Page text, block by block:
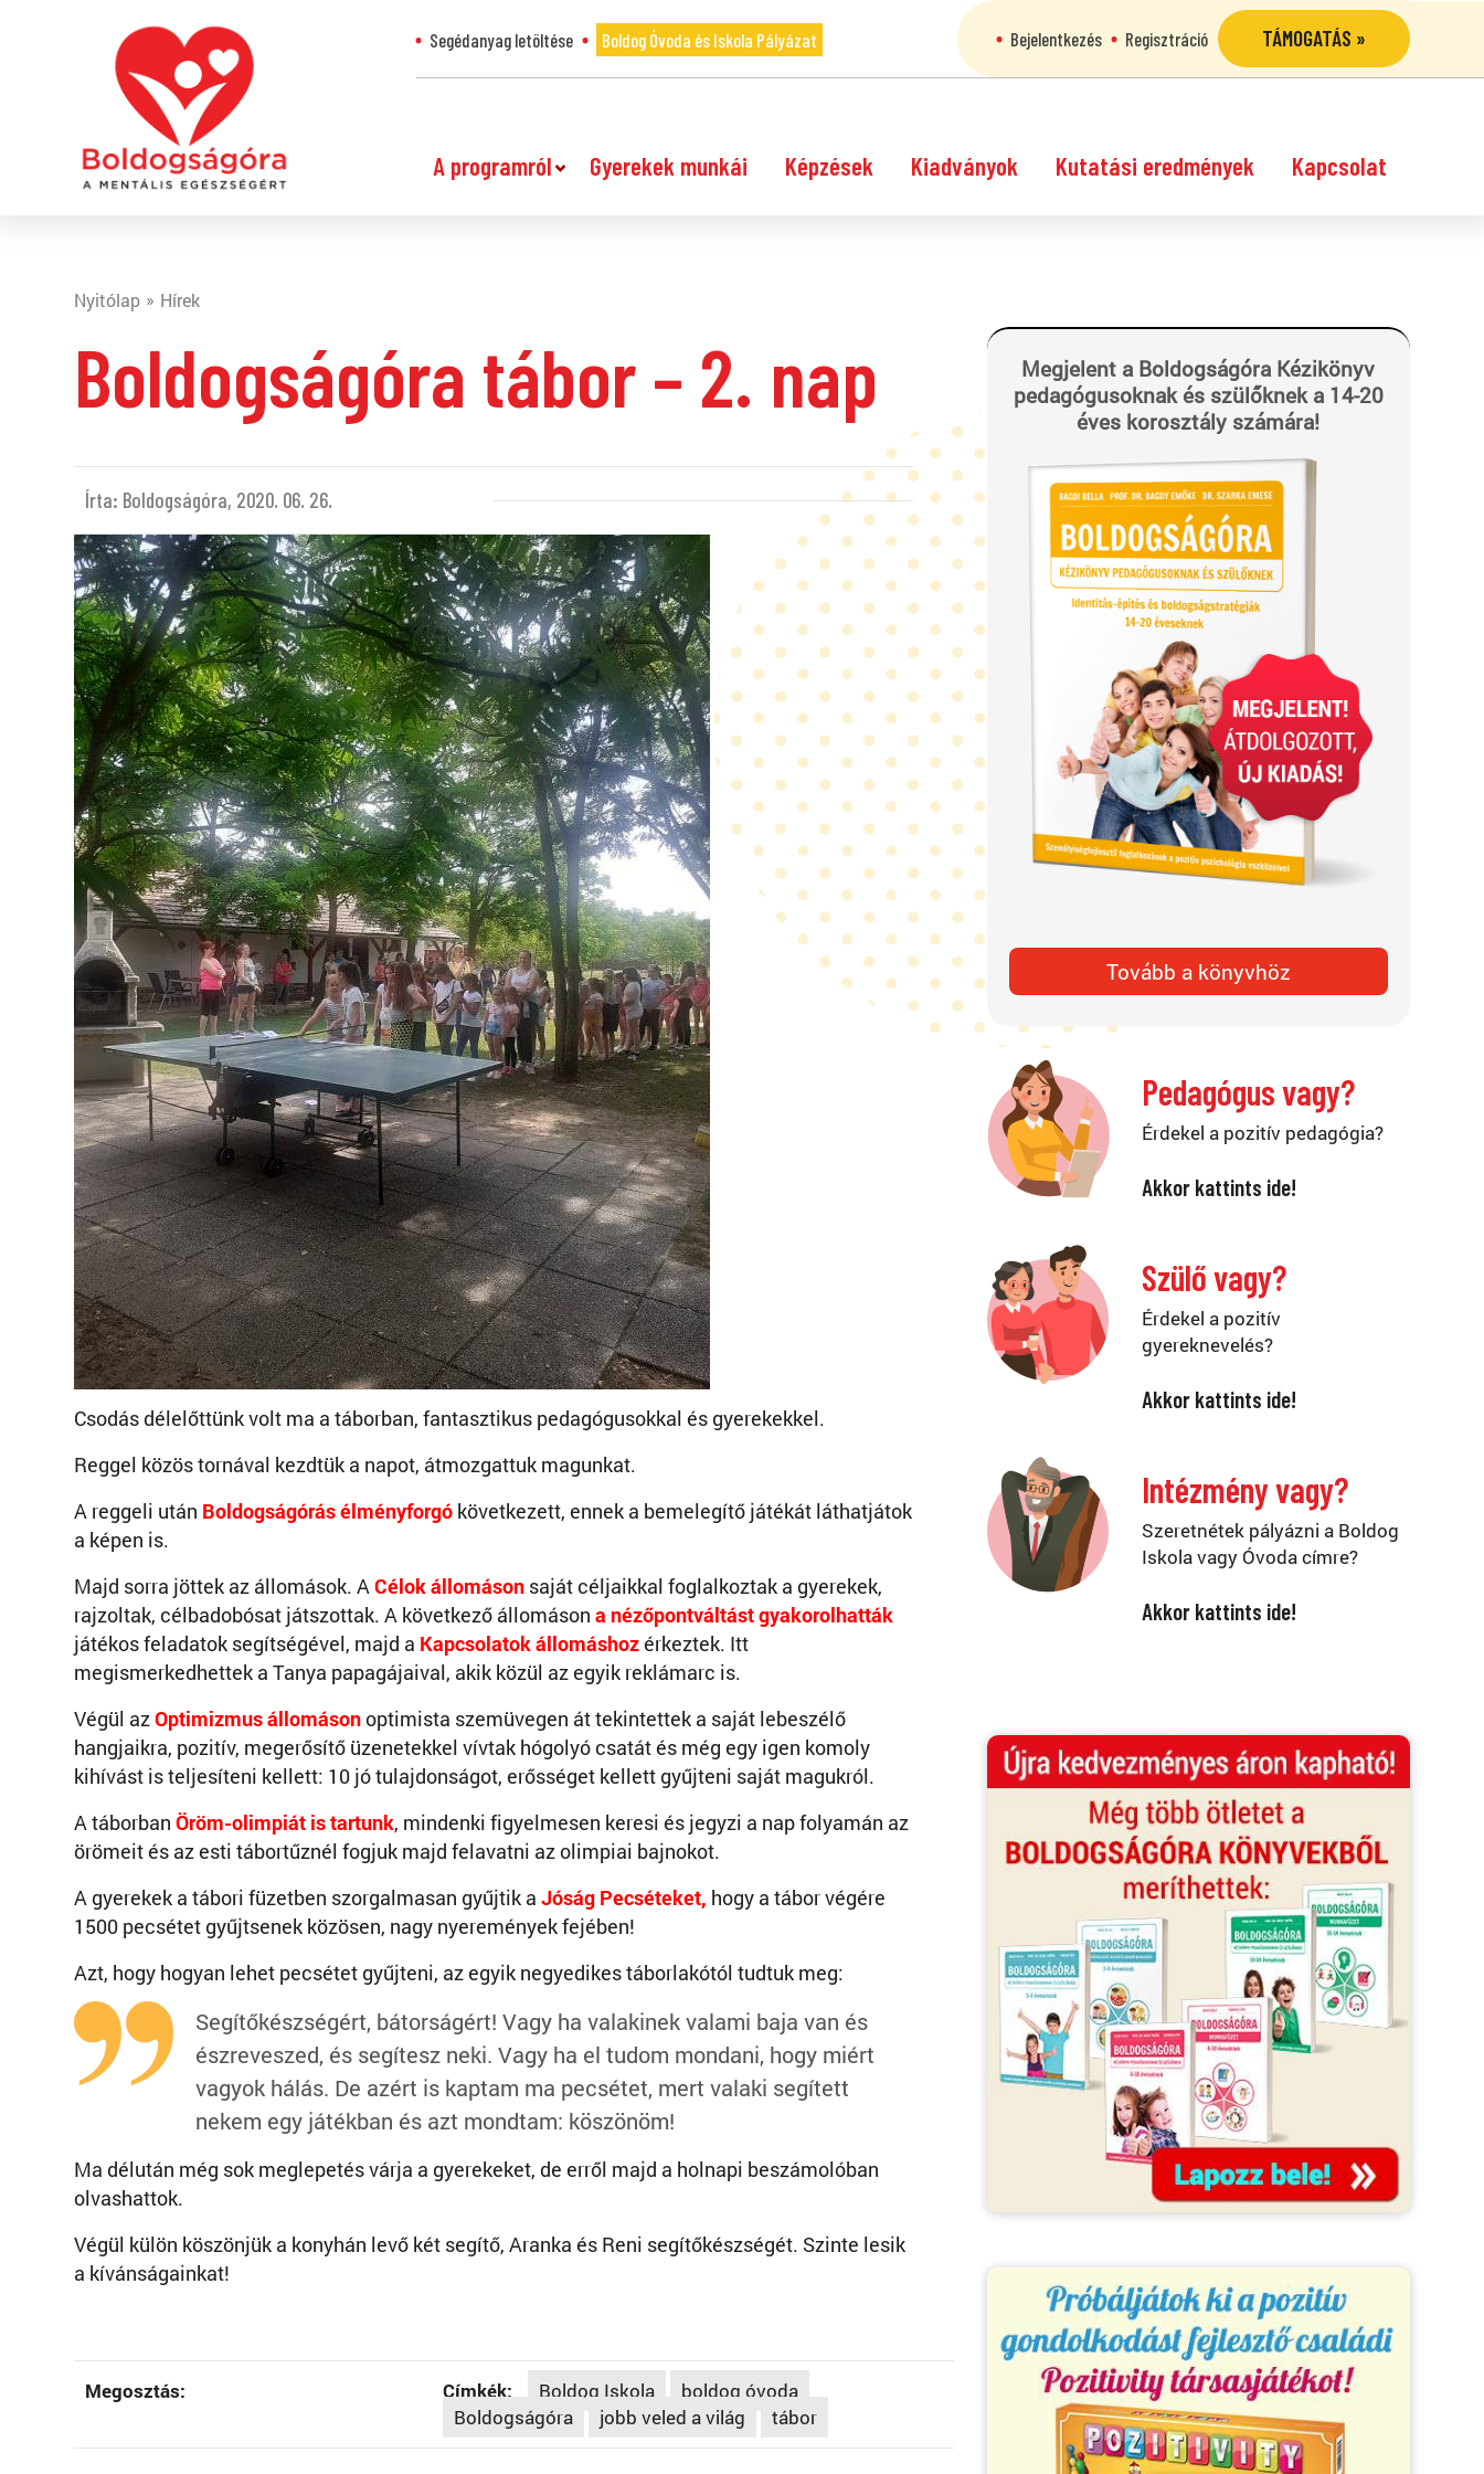
Segédanyag letöltése Boldog Óvoda és Iskola Pályázat Bejelentkezés Regisztráció TÁMOGATÁS »
A programról Gyerekek munkái Képzések Kiadványok Kutatási eredmények Kapcsolat
Nyitólap Hírek
Boldogságóra tábor – 2. nap
Írta: Boldogságóra, 2020. 06. 26.
Csodás délelőttünk volt ma a táborban, fantasztikus pedagógusokkal és gyerekekkel.
Reggel közös tornával kezdtük a napot, átmozgattuk magunkat.
A reggeli után Boldogságórás élményforgó következett, ennek a bemelegítő játékát láthatjátok
a képen is.
Majd sorra jöttek az állomások. ACélok állomáson saját céljaikkal foglalkoztak a gyerekek,
rajzoltak, célbadobósat játszottak. A következő állomáson a nézőpontváltást gyakorolhatták
játékos feladatok segítségével, majd a Kapcsolatok állomáshoz érkeztek. Itt
megismerkedhettek a Tanya papagájaival, akik közül az egyik reklámarc is.
Végül azOptimizmus állomásonoptimista szemüvegen át tekintettek a saját lebeszélő
hangjaikra, pozitív, megerősítő üzenetekkel vívtak hógolyó csatát és még egy igen komoly
kihívást is teljesíteni kellett: 10 jó tulajdonságot, erősséget kellett gyűjteni saját magukról.
A táborban Öröm-olimpiát is tartunk, mindenki figyelmesen keresi és jegyzi a nap folyamán az
örömeit és az esti tábortűznél fogjuk majd felavatni az olimpiai bajnokot.
A gyerekek a tábori füzetben szorgalmasan gyűjtik a Jóság Pecséteket, hogy a tábor végére
1500 pecsétet gyűjtsenek közösen, nagy nyeremények fejében!
Azt, hogy hogyan lehet pecsétet gyűjteni, az egyik negyedikes táborlakótól tudtuk meg:
Segítőkészségért, bátorságért! Vagy ha valakinek valami baja van és
észreveszed, és segítesz neki. Vagy ha el tudom mondani, hogy miért
vagyok hálás. De azért is kaptam ma pecsétet, mert valaki segített
nekem egy játékban és azt mondtam: köszönöm!
Ma délután még sok meglepetés várja a gyerekeket, de erről majd a holnapi beszámolóban
olvashattok.
Végül külön köszönjük a konyhán levő két segítő, Aranka és Reni segítőkészségét. Szinte lesik
a kívánságainkat!
Megosztás: Címkék: Boldog Iskola
boldog óvoda
Boldogságóra
jobb veled a világ tábor
Megjelent a Boldogságóra Kézikönyv
pedagógusoknak és szülőknek a 14-20
éves korosztály számára!
Tovább a könyvhöz
Pedagógus vagy?
Érdekel a pozitív pedagógia?
Akkor kattints ide!
Szülő vagy?
Érdekel a pozitív
gyereknevelés?
Akkor kattints ide!
Intézmény vagy?
Szeretnétek pályázni a Boldog
Iskola vagy Óvoda címre?
Akkor kattints ide!